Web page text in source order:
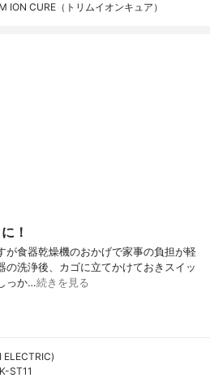
ION CURE（トリムイオンキュア）
！
が食器乾燥機のおかげで家事の負担が軽
の洗浄後、カゴに立てかけておきスイッ
っか…続きを見る
ST11